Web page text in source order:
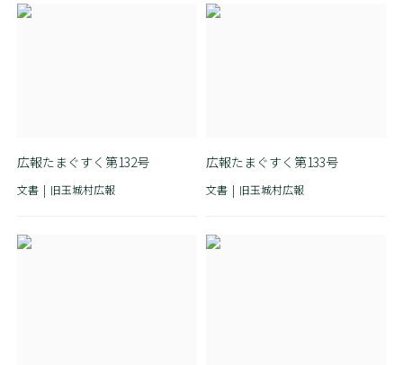
広報たまぐすく第132号
文書 旧玉城村広報
広報たまぐすく第133号
文書 旧玉城村広報